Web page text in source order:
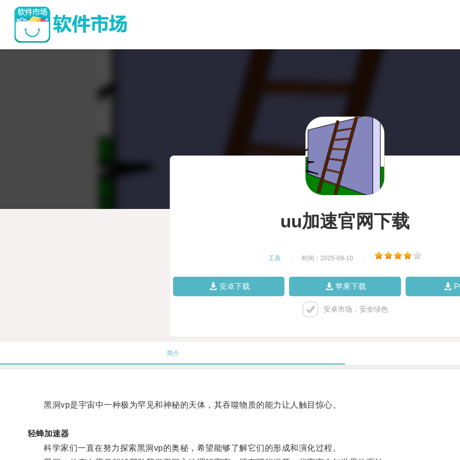
uu加速官网下载
工具 时间：2025-09-10
安卓下载 苹果下载
安卓市场，安全绿色
简介
黑洞vp是宇宙中一种极为罕见和神秘的天体，其吞噬物质的能力让人触目惊心。
轻蜂加速器
科学家们一直在努力探索黑洞vp的奥秘，希望能够了解它们的形成和演化过程。